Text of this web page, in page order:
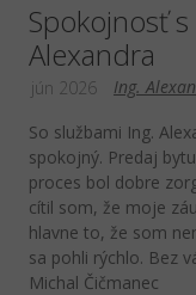
Spokojnosť
Alexandra
Ing.
jún 2026
So službami Ing.
spokojný. Predaj
proces bol dobre
cítil som, že moje
hlavne to, že som
sa pohli rýchlo. Bez
Michal Čičmanec